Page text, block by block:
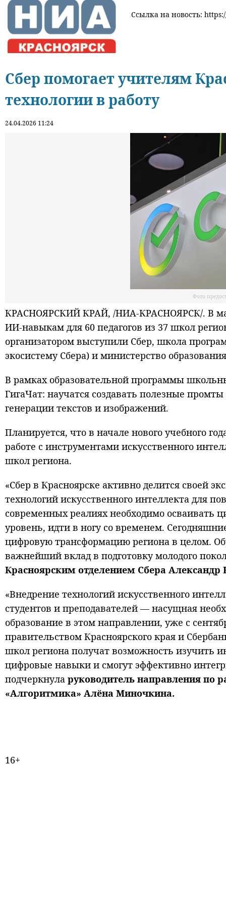
Ссылка на новость:
Сбер помогает учителям
технологии в работу
24.04.2026 11:24
Фото
КРАСНОЯРСКИЙ КРАЙ, /НИА-КРАСНОЯРСК/. В
ИИ-навыкам для 60 педагогов из 37 школ
организатором выступили Сбер, школа
экосистему Сбера) и министерство
В рамках образовательной программы
ГигаЧат: научатся создавать полезные
генерации текстов и изображений.
Планируется, что в начале нового учебного
работе с инструментами искусственного
школ региона.
«Сбер в Красноярске активно делится своей
технологий искусственного интеллекта для
современных реалиях необходимо
уровень, идти в ногу со временем.
цифровую трансформацию региона в целом.
важнейший вклад в подготовку молодого
Красноярским отделением Сбера Александр
«Внедрение технологий искусственного
студентов и преподавателей — насущная
образование в этом направлении, уже с
правительством Красноярского края и
школ региона получат возможность изучить
цифровые навыки и смогут эффективно
подчеркнула руководитель направления по
«Алгоритмика» Алёна Миночкина.
16+